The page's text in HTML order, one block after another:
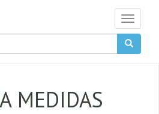
Toggle
MEDIDAS